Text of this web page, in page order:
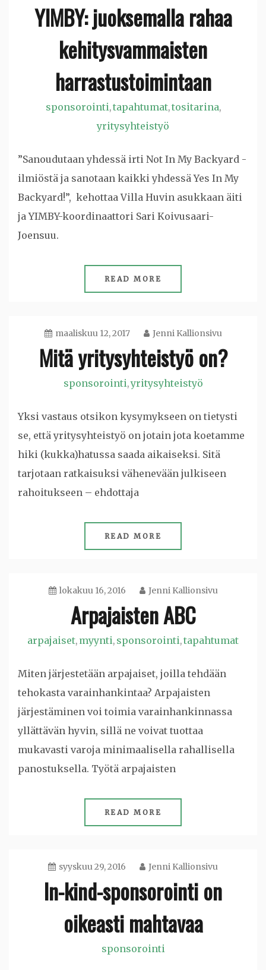
YIMBY: juoksemalla rahaa
kehitysvammaisten
harrastustoimintaan
sponsorointi,tapahtumat,tositarina,
yritysyhteistyö
”Sanoudutaan yhdessä irti Not In My Backyard -
ilmiöstä ja sanotaan kaikki yhdessä Yes In My
Backyard!”, kehottaa Villa Huvin asukkaan äiti
ja YIMBY-koordinaattori Sari Koivusaari-
Joensuu.
READ MORE
maaliskuu 12, 2017 Jenni Kallionsivu
Mitä yritysyhteistyö on?
sponsorointi,yritysyhteistyö
Yksi vastaus otsikon kysymykseen on tietysti
se, että yritysyhteistyö on jotain jota koetamme
hiki (kukka)hatussa saada aikaiseksi. Sitä
tarjotaan ratkaisuksi vähenevään julkiseen
rahoitukseen – ehdottaja
READ MORE
lokakuu 16, 2016 Jenni Kallionsivu
Arpajaisten ABC
arpajaiset, myynti, sponsorointi,tapahtumat
Miten järjestetään arpajaiset, joilla tehdään
tehokasta varainhankintaa? Arpajaisten
järjestäminen voi toimia varainhankinnassa
yllättävän hyvin, sillä ne voivat tuottaa
mukavasti varoja minimaalisella rahallisella
panostuksella. Työtä arpajaisten
READ MORE
syyskuu 29, 2016 Jenni Kallionsivu
In-kind-sponsorointi on
oikeasti mahtavaa
sponsorointi